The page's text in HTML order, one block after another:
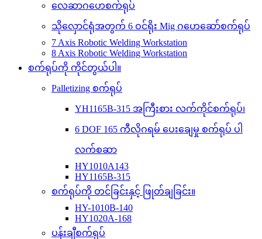
လေဆာဂဟေစက်ရုပ်
သိုလှောင်ရုံအတွက် 6 ဝင်ရိုး Mig ဂဟေဆော်စက်ရုပ်
7 Axis Robotic Welding Workstation
8 Axis Robotic Welding Workstation
စက်ရုပ်ကို ကိုင်တွယ်ပါ။
Palletizing စက်ရုပ်
YH1165B-315 အကြီးစား လက်ကိုင်စက်ရုပ်၊
6 DOF 165 ကီလိုဂရမ် ပေးချေမှု စက်ရုပ် ပါ
လက်စဆာ
HY1010A143
HY1165B-315
စက်ရုပ်ကို တင်ခြင်းနှင့် ဖြုတ်ချခြင်း။
HY-1010B-140
HY1020A-168
ပန်းချီစက်ရုပ်